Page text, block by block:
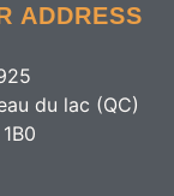
ADDRESS
du lac (QC)